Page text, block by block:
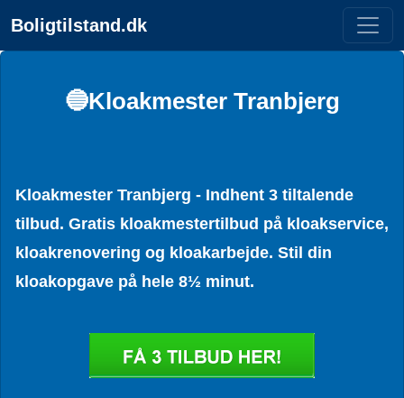
Boligtilstand.dk
🔵Kloakmester Tranbjerg
Kloakmester Tranbjerg - Indhent 3 tiltalende
tilbud. Gratis kloakmestertilbud på kloakservice,
kloakrenovering og kloakarbejde. Stil din
kloakopgave på hele 8½ minut.